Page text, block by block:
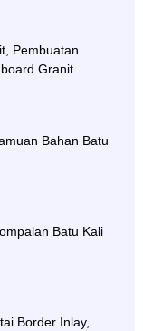
Pembuatan
Granit
Bahan Batu
Batu Kali
Border Inlay,